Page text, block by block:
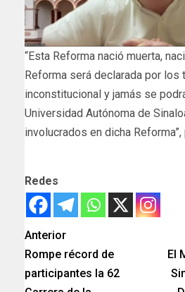
“Esta Reforma nació muerta,
Reforma será declarada por
inconstitucional y jamás se
Universidad Autónoma de
involucrados en dicha Reforma”,
Redes
Anterior
Rompe récord de
participantes la 62
El